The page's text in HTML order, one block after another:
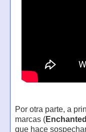
Por otra parte, a
marcas (
que hace